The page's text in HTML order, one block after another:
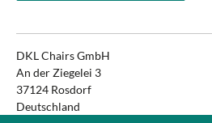
DKL Chairs GmbH
An der Ziegelei 3
37124 Rosdorf
Deutschland